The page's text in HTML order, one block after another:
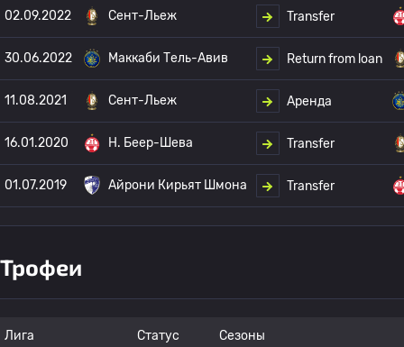
02.09.2022 Сент-Льеж Transfer
30.06.2022 Маккаби Тель-Авив Return from loan
11.08.2021 Сент-Льеж Аренда
16.01.2020 H. Беер-Шева Transfer
01.07.2019 Айрони Кирьят Шмона Transfer
Трофеи
Лига Статус Сезоны